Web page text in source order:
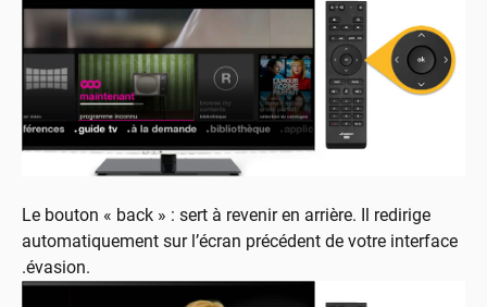
Le bouton « back » : sert à revenir en arrière. Il redirige
automatiquement sur l’écran précédent de votre interface
.évasion.